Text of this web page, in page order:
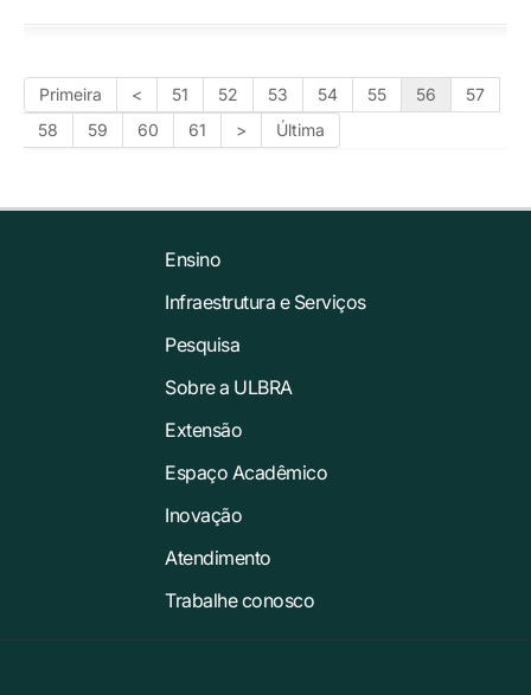
Primeira < 51 52 53 54 55 56
57
58
59 60 61 > Última
Ensino
Infraestrutura e Serviços
Pesquisa
Sobre a ULBRA
Extensão
Espaço Acadêmico
Inovação
Atendimento
Trabalhe conosco